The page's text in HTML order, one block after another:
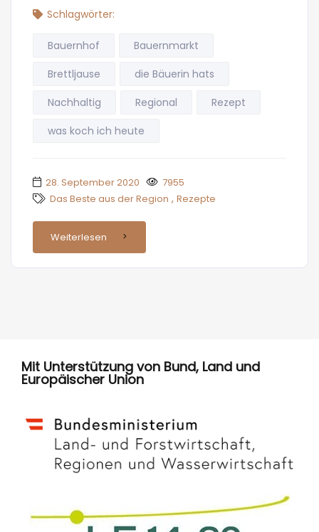
Schlagwörter:
Bauernhof
Bauernmarkt
Brettljause
die Bäuerin hats
Nachhaltig
Regional
Rezept
was koch ich heute
28. September 2020
7955
Das Beste aus der Region , Rezepte
Weiterlesen
Mit Unterstützung von Bund, Land und
Europäischer Union